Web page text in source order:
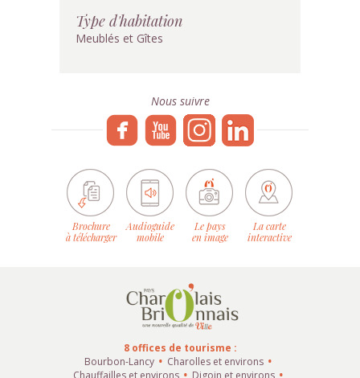
Type d'habitation
Meublés et Gîtes
Nous suivre
Brochure
à télécharger
Audioguide
mobile
Le pays
en image
La carte
interactive
8 offices de tourisme :
Bourbon-Lancy
Charolles et environs
Chauffailles et environs
Digoin et environs